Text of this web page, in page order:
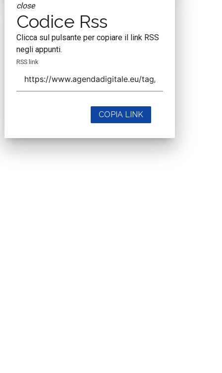
close
Codice Rss
Clicca sul pulsante per copiare il link RSS
negli appunti.
RSS link
COPIA LINK